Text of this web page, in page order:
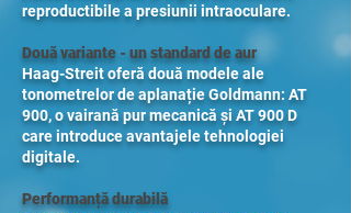
reproductibile a presiunii intraoculare.
Două variante - un standard de aur
Haag-Streit oferă două modele ale
tonometrelor de aplanație Goldmann: AT
900, o vairană pur mecanică și AT 900 D
care introduce avantajele tehnologiei
digitale.
Performanță durabilă